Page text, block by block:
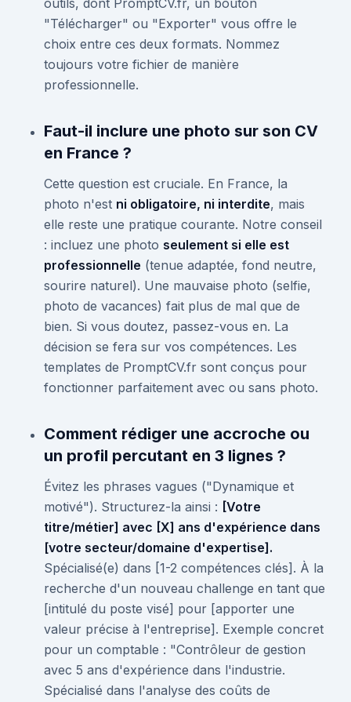
outils, dont PromptCV.fr, un bouton
"Télécharger" ou "Exporter" vous offre le
choix entre ces deux formats. Nommez
toujours votre fichier de manière
professionnelle.
Faut-il inclure une photo sur son CV
en France ?
Cette question est cruciale. En France, la
photo n'est ni obligatoire, ni interdite, mais
elle reste une pratique courante. Notre conseil
: incluez une photo seulement si elle est
professionnelle (tenue adaptée, fond neutre,
sourire naturel). Une mauvaise photo (selfie,
photo de vacances) fait plus de mal que de
bien. Si vous doutez, passez-vous en. La
décision se fera sur vos compétences. Les
templates de PromptCV.fr sont conçus pour
fonctionner parfaitement avec ou sans photo.
Comment rédiger une accroche ou
un profil percutant en 3 lignes ?
Évitez les phrases vagues ("Dynamique et
motivé"). Structurez-la ainsi : [Votre
titre/métier] avec [X] ans d'expérience dans
[votre secteur/domaine d'expertise].
Spécialisé(e) dans [1-2 compétences clés]. À la
recherche d'un nouveau challenge en tant que
[intitulé du poste visé] pour [apporter une
valeur précise à l'entreprise]. Exemple concret
pour un comptable : "Contrôleur de gestion
avec 5 ans d'expérience dans l'industrie.
Spécialisé dans l'analyse des coûts de